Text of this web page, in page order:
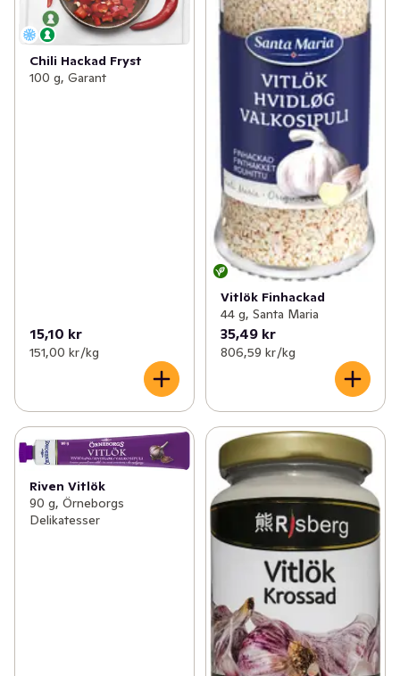
Chili Hackad Fryst
100 g, Garant
15,10 kr
151,00 kr /kg
Vitlök Finhackad
44 g, Santa Maria
35,49 kr
806,59 kr /kg
Riven Vitlök
90 g, Örneborgs
Delikatesser